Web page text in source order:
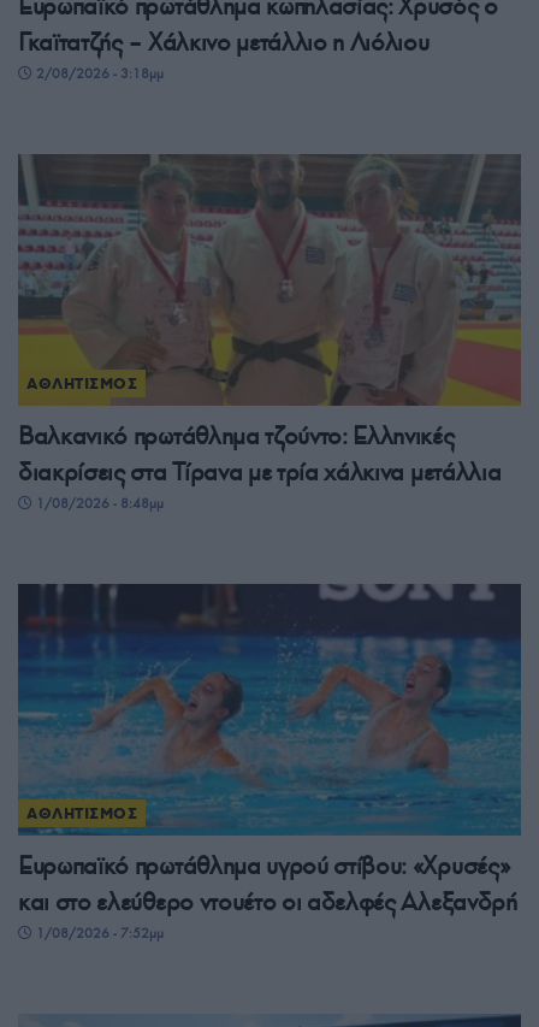
Ευρωπαϊκό πρωτάθλημα κωπηλασίας: Χρυσός ο
Γκαϊτατζής – Χάλκινο μετάλλιο η Λιόλιου
2/08/2026 - 3:18μμ
ΑΘΛΗΤΙΣΜΟΣ
Βαλκανικό πρωτάθλημα τζούντο: Ελληνικές
διακρίσεις στα Τίρανα με τρία χάλκινα μετάλλια
1/08/2026 - 8:48μμ
ΑΘΛΗΤΙΣΜΟΣ
Ευρωπαϊκό πρωτάθλημα υγρού στίβου: «Χρυσές»
και στο ελεύθερο ντουέτο οι αδελφές Αλεξανδρή
1/08/2026 - 7:52μμ